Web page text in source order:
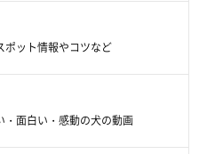
ポット情報やコツなど
面白い・感動の犬の動画